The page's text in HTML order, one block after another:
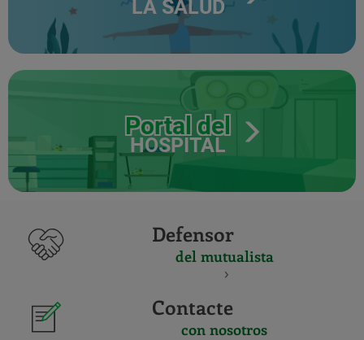
LA SALUD
Portal del
HOSPITAL
Defensor
del mutualista
Contacte
con nosotros